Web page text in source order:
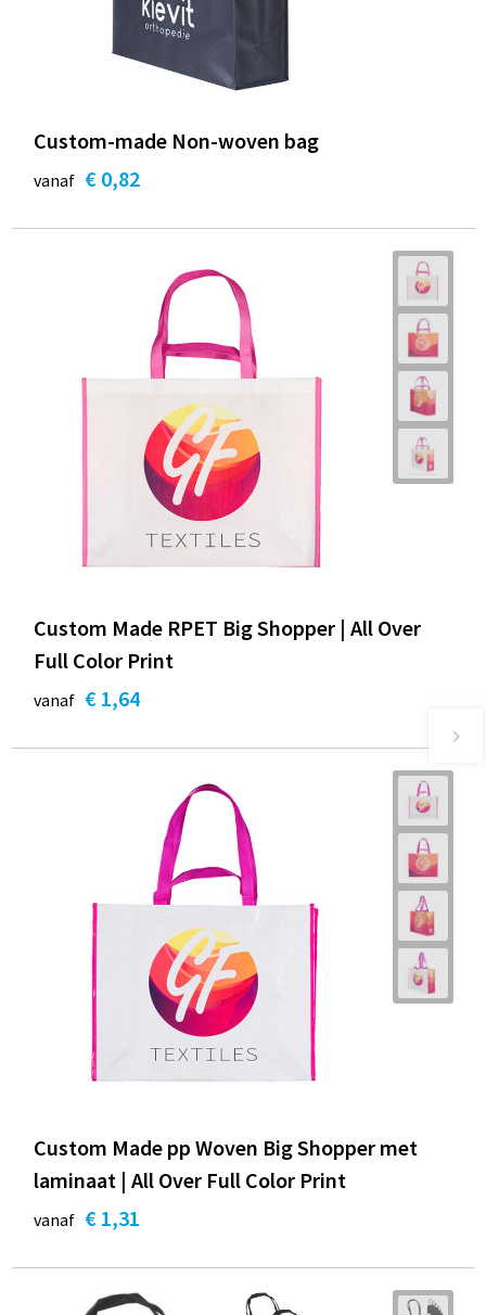
Custom-made Non-woven bag
vanaf € 0,82
Custom Made RPET Big Shopper | All Over
Full Color Print
vanaf € 1,64
Custom Made pp Woven Big Shopper met
laminaat | All Over Full Color Print
vanaf € 1,31